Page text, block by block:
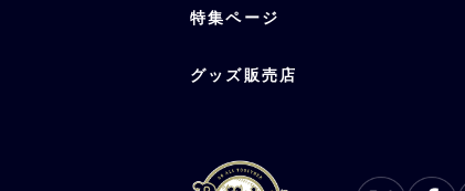
特集ページ
グッズ販売店